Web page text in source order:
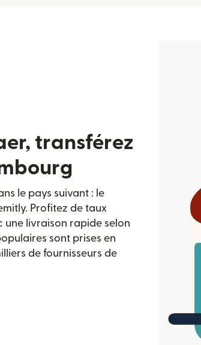
transférez
le pays suivant : le
Profitez de taux
une livraison rapide selon
sont prises en
de fournisseurs de